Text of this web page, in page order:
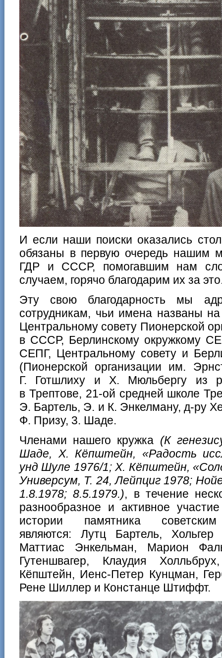
И если наши поиски оказались
обязаны в первую очередь нашим
ГДР и СССР, помогавшим нам
случаем, горячо благодарим их за
Эту свою благодарность мы
сотрудникам, чьи имена названы
Центральному совету Пионерской
в СССР, Берлинскому окружкому
СЕПГ, Центральному совету и
(Пионерской организации им.
Г. Готшлиху и Х. Мюльбергу из
в Трептове, 21-ой средней школе
Э. Бартель, Э. и К. Энкелману, д-ру
Ф. Призу, 3. Шаде.
Членами нашего кружка (К
Шаде, Х. Кёпштейн, «Радость
унд Шуле 1976/1; Х. Кёпштейн,
Универсум, Т. 24, Лейпциг 1978;
1.8.1978; 8.5.1979.), в течение
разнообразное и активное
истории памятника советским
являются: Лутц Бартель,
Маттиас Энкельман, Марион
Гутеншвагер, Клаудия
Кёпштейн, Иенс-Петер Кунцман,
Рене Шиллер и Констанце Штиффт.